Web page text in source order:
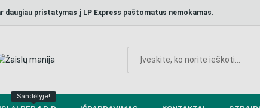
daugiau pristatymas į LP Express paštomatus nemokamas.
Sandėlyje!